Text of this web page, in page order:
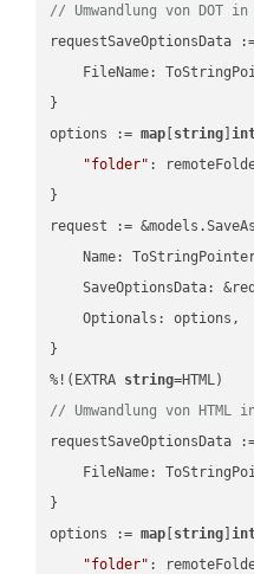
// Umwandlung von DOT in
requestSaveOptionsData
FileName:
}
options := map string ]
"folder" :
}
request :=
Name:
SaveOptionsData:
    Optionals: options,
}
%!(EXTRA string
// Umwandlung von HTML in
requestSaveOptionsData
FileName:
}
options := map string ]
"folder" :